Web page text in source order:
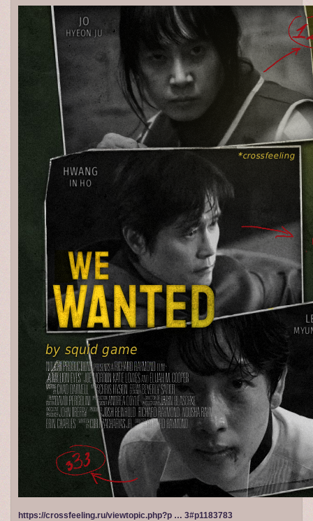
https://crossfeeling.ru/viewtopic.php?p … 3#p1183783